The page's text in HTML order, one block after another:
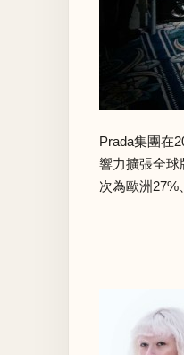
Prada集團在
響力擴張全球
次為歐洲27%